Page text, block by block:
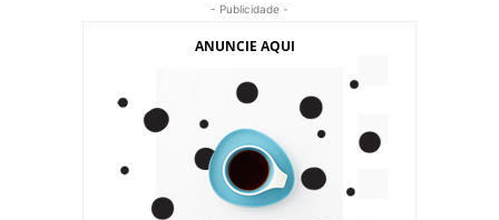
- Publicidade -